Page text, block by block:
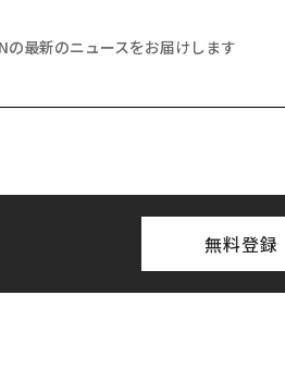
の最新のニュースをお届けします
無料登録